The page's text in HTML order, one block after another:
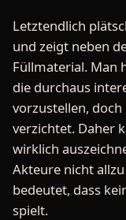
Letztendlich
und zeigt neben
Füllmaterial. Man
die durchaus
vorzustellen,
verzichtet. Daher
wirklich
Akteure nicht
bedeutet, dass
spielt.